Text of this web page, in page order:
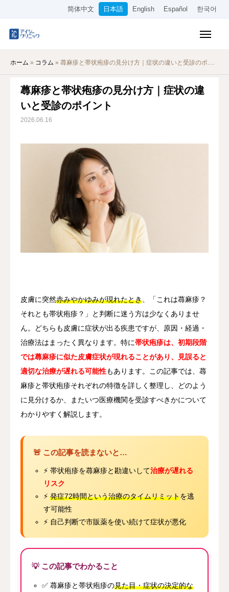
简体中文 日本語 English Español 한국어
ホーム » コラム » 蕁麻疹と帯状疱疹の見分け方｜症状の違いと受診のポイント
蕁麻疹と帯状疱疹の見分け方｜症状の違
いと受診のポイント
2026.06.16
皮膚に突然赤みやかゆみが現れたとき 、「これは蕁麻疹？
それとも帯状疱疹？」と判断に迷う方は少なくありませ
ん。どちらも皮膚に症状が出る疾患ですが、原因・経過・
治療法はまったく異なります。特に帯状疱疹は、初期段階
では蕁麻疹に似た皮膚症状が現れることがあり、見誤ると
適切な治療が遅れる可能性もあります。この記事では、蕁
麻疹と帯状疱疹それぞれの特徴を詳しく整理し、どのよう
に見分けるか、またいつ医療機関を受診すべきかについて
わかりやすく解説します。
🚨 この記事を読まないと…
⚡ 帯状疱疹を蕁麻疹と勘違いして治療が遅れる
リスク
⚡ 発症72時間という治療のタイムリミットを逃
す可能性
⚡ 自己判断で市販薬を使い続けて症状が悪化
💡 この記事でわかること
✅ 蕁麻疹と帯状疱疹の見た目・症状の決定的な
料金表
オンライン診療
当院について
简体中文 日本語 English Español 한국어